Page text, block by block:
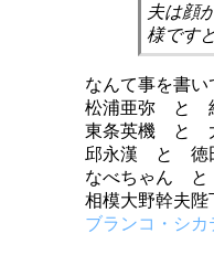
夫は顔
様です
なんて事を書
松浦亜弥 と
東条英機 と
邱永漢 と 徳
なべちゃん
相模大野幹夫
ブランコ・シカ